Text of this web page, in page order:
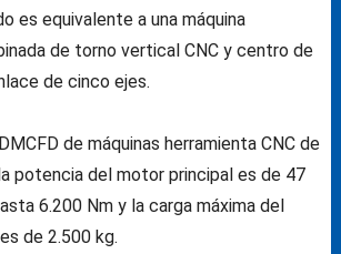
es equivalente a una máquina
de torno vertical CNC y centro de
de cinco ejes.
de máquinas herramienta CNC de
potencia del motor principal es de 47
6.200 Nm y la carga máxima del
de 2.500 kg.